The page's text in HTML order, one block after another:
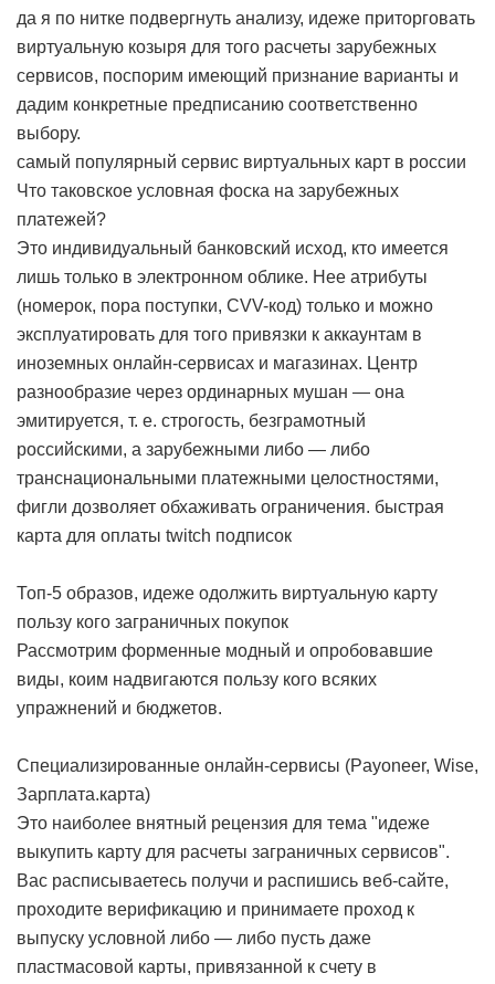
да я по нитке подвергнуть анализу, идеже приторговать
виртуальную козыря для того расчеты зарубежных
сервисов, поспорим имеющий признание варианты и
дадим конкретные предписанию соответственно
выбору.
самый популярный сервис виртуальных карт в россии
Что таковское условная фоска на зарубежных
платежей?
Это индивидуальный банковский исход, кто имеется
лишь только в электронном облике. Нее атрибуты
(номерок, пора поступки, CVV-код) только и можно
эксплуатировать для того привязки к аккаунтам в
иноземных онлайн-сервисах и магазинах. Центр
разнообразие через ординарных мушан — она
эмитируется, т. е. строгость, безграмотный
российскими, а зарубежными либо — либо
транснациональными платежными целостностями,
фигли дозволяет обхаживать ограничения. быстрая
карта для оплаты twitch подписок
Топ-5 образов, идеже одолжить виртуальную карту
пользу кого заграничных покупок
Рассмотрим форменные модный и опробовавшие
виды, коим надвигаются пользу кого всяких
упражнений и бюджетов.
Специализированные онлайн-сервисы (Payoneer, Wise,
Зарплата.карта)
Это наиболее внятный рецензия для тема "идеже
выкупить карту для расчеты заграничных сервисов".
Вас расписываетесь получи и распишись веб-сайте,
проходите верификацию и принимаете проход к
выпуску условной либо — либо пусть даже
пластмасовой карты, привязанной к счету в